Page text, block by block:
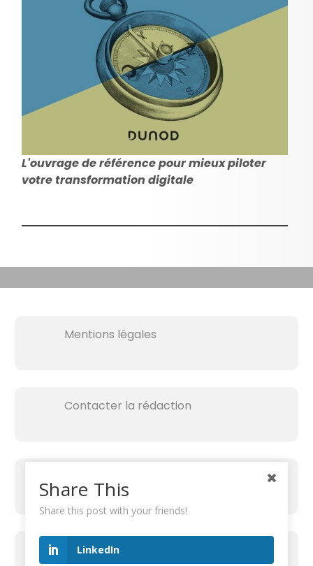
L'ouvrage de référence pour mieux piloter
votre transformation digitale
Mentions légales
Contacter la rédaction
RECHERCHER SUR LE SITE
Share This
Share this post with your friends!
LinkedIn